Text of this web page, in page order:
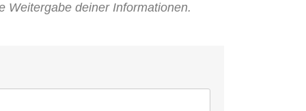
Weitergabe deiner Informationen.